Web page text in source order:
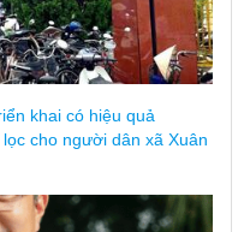
khai có hiệu quả
cho người dân xã Xuân